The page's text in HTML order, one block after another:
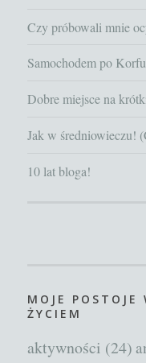
Czy próbowali mnie
Samochodem po
Dobre miejsce na
Jak w średniowieczu!
10 lat bloga!
MOJE POSTOJE
ŻYCIEM
aktywności (24)